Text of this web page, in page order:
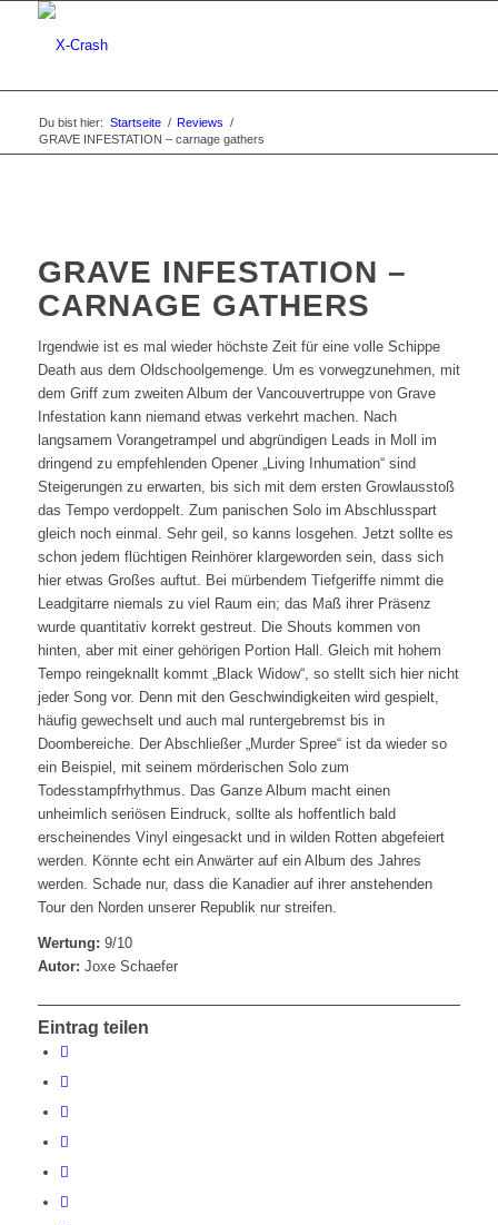
Du bist hier: Startseite / Reviews /
GRAVE INFESTATION – carnage gathers
GRAVE INFESTATION –
CARNAGE GATHERS
Irgendwie ist es mal wieder höchste Zeit für eine volle Schippe
Death aus dem Oldschoolgemenge. Um es vorwegzunehmen, mit
dem Griff zum zweiten Album der Vancouvertruppe von Grave
Infestation kann niemand etwas verkehrt machen. Nach
langsamem Vorangetrampel und abgründigen Leads in Moll im
dringend zu empfehlenden Opener „Living Inhumation“ sind
Steigerungen zu erwarten, bis sich mit dem ersten Growlausstoß
das Tempo verdoppelt. Zum panischen Solo im Abschlusspart
gleich noch einmal. Sehr geil, so kanns losgehen. Jetzt sollte es
schon jedem flüchtigen Reinhörer klargeworden sein, dass sich
hier etwas Großes auftut. Bei mürbendem Tiefgeriffe nimmt die
Leadgitarre niemals zu viel Raum ein; das Maß ihrer Präsenz
wurde quantitativ korrekt gestreut. Die Shouts kommen von
hinten, aber mit einer gehörigen Portion Hall. Gleich mit hohem
Tempo reingeknallt kommt „Black Widow“, so stellt sich hier nicht
jeder Song vor. Denn mit den Geschwindigkeiten wird gespielt,
häufig gewechselt und auch mal runtergebremst bis in
Doombereiche. Der Abschließer „Murder Spree“ ist da wieder so
ein Beispiel, mit seinem mörderischen Solo zum
Todesstampfrhythmus. Das Ganze Album macht einen
unheimlich seriösen Eindruck, sollte als hoffentlich bald
erscheinendes Vinyl eingesackt und in wilden Rotten abgefeiert
werden. Könnte echt ein Anwärter auf ein Album des Jahres
werden. Schade nur, dass die Kanadier auf ihrer anstehenden
Tour den Norden unserer Republik nur streifen.
Wertung: 9/10
Autor: Joxe Schaefer
Eintrag teilen